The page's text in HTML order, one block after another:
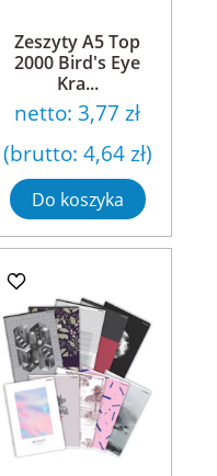
Zeszyty A5 Top
2000 Bird's Eye
Kra...
netto: 3,77 zł
(brutto: 4,64 zł)
Do koszyka